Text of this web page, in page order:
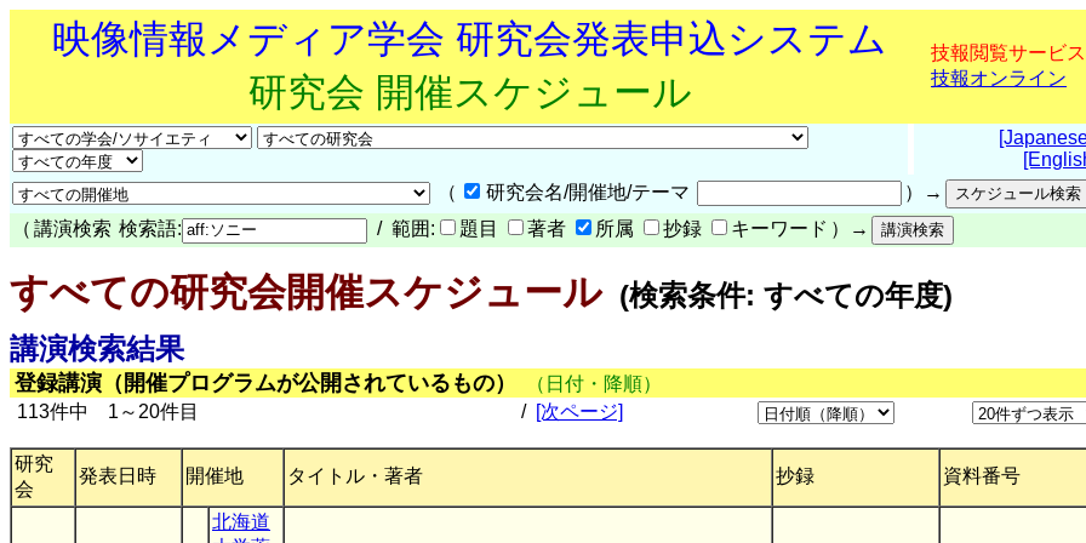
映像情報メディア学会 研究会発表申込システム
研究会 開催スケジュール
技報閲覧サービス
技報オンライン
（
研究会名/開催地/テーマ
）→
（ 講演検索 検索語: / 範囲: 題目 著者 所属 抄録 キーワード ）→
すべての研究会開催スケジュール(検索条件: すべての年度)
講演検索結果
登録講演（開催プログラムが公開されているもの）
（日付・降順）
113件中 1～20件目
/ [次ページ]
研究
会
発表日時 開催地 タイトル・著者 抄録 資料番号
北海道